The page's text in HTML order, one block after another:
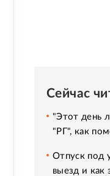
Сейчас
"Этот день
"РГ", как
Отпуск под
выезд и как